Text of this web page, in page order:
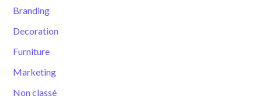
Branding
Decoration
Furniture
Marketing
Non classé